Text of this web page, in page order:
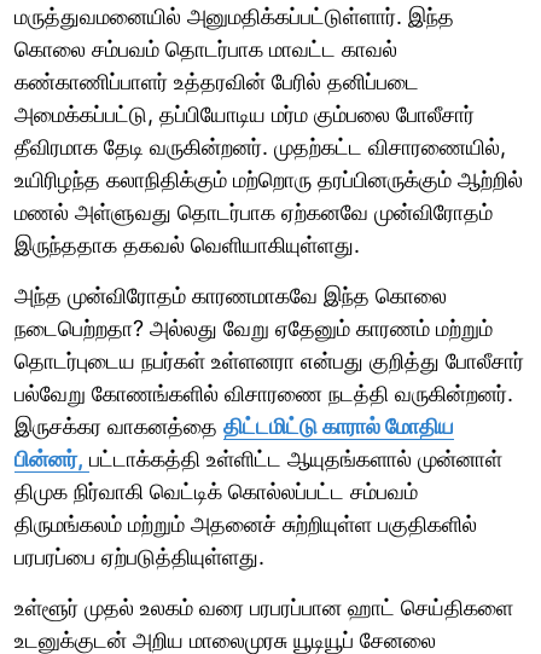
மருத்துவமனையில் அனுமதிக்கப்பட்டுள்ளார். இந்த
கொலை சம்பவம் தொடர்பாக மாவட்ட காவல்
கண்காணிப்பாளர் உத்தரவின் பேரில் தனிப்படை
அமைக்கப்பட்டு, தப்பியோடிய மர்ம கும்பலை போலீசார்
தீவிரமாக தேடி வருகின்றனர். முதற்கட்ட விசாரணையில்,
உயிரிழந்த கலாநிதிக்கும் மற்றொரு தரப்பினருக்கும் ஆற்றில்
மணல் அள்ளுவது தொடர்பாக ஏற்கனவே முன்விரோதம்
இருந்ததாக தகவல் வெளியாகியுள்ளது.
அந்த முன்விரோதம் காரணமாகவே இந்த கொலை
நடைபெற்றதா? அல்லது வேறு ஏதேனும் காரணம் மற்றும்
தொடர்புடைய நபர்கள் உள்ளனரா என்பது குறித்து போலீசார்
பல்வேறு கோணங்களில் விசாரணை நடத்தி வருகின்றனர்.
இருசக்கர வாகனத்தை திட்டமிட்டு காரால் மோதிய
பின்னர், பட்டாக்கத்தி உள்ளிட்ட ஆயுதங்களால் முன்னாள்
திமுக நிர்வாகி வெட்டிக் கொல்லப்பட்ட சம்பவம்
திருமங்கலம் மற்றும் அதனைச் சுற்றியுள்ள பகுதிகளில்
பரபரப்பை ஏற்படுத்தியுள்ளது.
உள்ளூர் முதல் உலகம் வரை பரபரப்பான ஹாட் செய்திகளை
உடனுக்குடன் அறிய மாலைமுரசு யூடியூப் சேனலை